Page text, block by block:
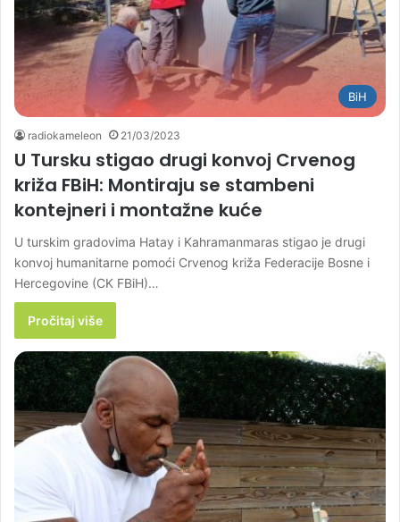
BiH
radiokameleon 21/03/2023
U Tursku stigao drugi konvoj Crvenog
križa FBiH: Montiraju se stambeni
kontejneri i montažne kuće
U turskim gradovima Hatay i Kahramanmaras stigao je drugi
konvoj humanitarne pomoći Crvenog križa Federacije Bosne i
Hercegovine (CK FBiH)…
Pročitaj više